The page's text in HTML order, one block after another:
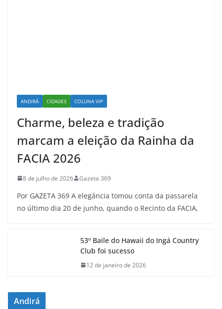
ANDIRÁ CIDADES COLUNA VIP
Charme, beleza e tradição
marcam a eleição da Rainha da
FACIA 2026
8 de julho de 2026 Gazeta 369
Por GAZETA 369 A elegância tomou conta da passarela
no último dia 20 de junho, quando o Recinto da FACIA,
53º Baile do Hawaii do Ingá Country
Club foi sucesso
12 de janeiro de 2026
Andirá